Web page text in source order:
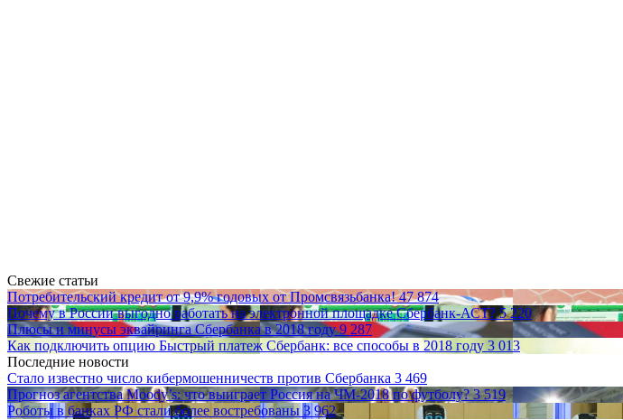
Свежие статьи
Потребительский кредит от 9,9% годовых от Промсвязьбанка!47 874
Почему в России выгодно работать на электронной площадке Сбербанк-АСТ?5 220
Плюсы и минусы эквайринга Сбербанка в 2018 году9 287
Как подключить опцию Быстрый платеж Сбербанк: все способы в 2018 году 3 013
Последние новости
Стало известно число кибермошенничеств против Сбербанка 3 469
Прогноз агентства Moody’s: что выиграет Россия на ЧМ-2018 по футболу?3 519
Роботы в банках РФ стали более востребованы 3 962